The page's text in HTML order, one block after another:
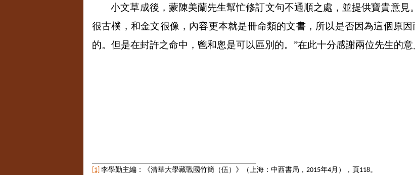
小文草成後，蒙陳美蘭先生幫忙修訂文句不通順之處，並提供寶貴意見
很古樸，和金文很像，內容更本就是冊命類的文書，所以是否因為這個原
的。但是在封許之命中，鬯和悤是可以區別的。”在此十分感謝兩位先生的意
[1] 李學勤主編：《清華大學藏戰國竹簡（伍）》（上海：中西書局， 2015年4月），頁 118。